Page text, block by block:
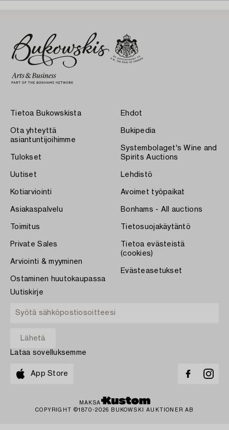
Tietoa Bukowskista
Ota yhteyttä
asiantuntijoihimme
Tulokset
Uutiset
Kotiarviointi
Asiakaspalvelu
Toimitus
Private Sales
Arviointi & myyminen
Ostaminen huutokaupassa
Ehdot
Bukipedia
Systembolaget's Wine and
Spirits Auctions
Lehdistö
Avoimet työpaikat
Bonhams - All auctions
Tietosuojakäytäntö
Tietoa evästeistä
(cookies)
Evästeasetukset
Uutiskirje
Lataa sovelluksemme
App Store
MAKSA
COPYRIGHT ©1870-2026 BUKOWSKI AUKTIONER AB